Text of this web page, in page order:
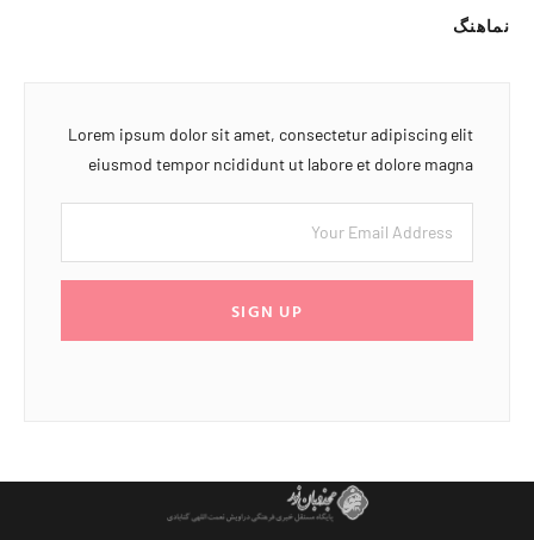
نماهنگ
Lorem ipsum dolor sit amet, consectetur adipiscing elit
eiusmod tempor ncididunt ut labore et dolore magna
SIGN UP